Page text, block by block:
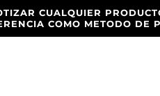
CUALQUIER
COMO METODO DE